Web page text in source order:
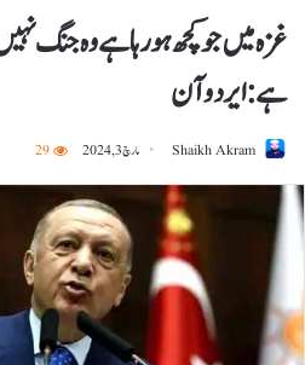
غزہ میں جو کچھ ہو رہا ہے وہ جنگ
ہے:ایردوآن
Shaikh Akram مارچ 3, 2024 29